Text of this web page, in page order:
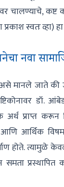
चालण्याचे,
स्वतः व्हा)
नवा
मानले जाते
डॉ.
प्राप्त करून
आर्थिक
होते. त्यामुळे
समता